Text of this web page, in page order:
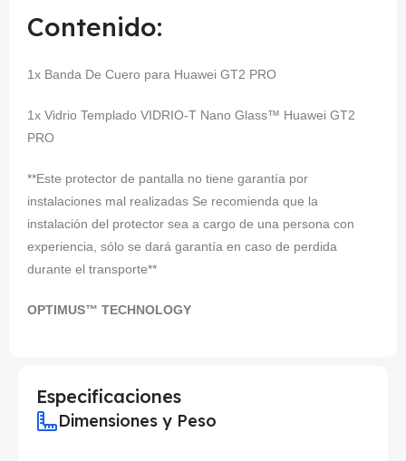
Contenido:
1x Banda De Cuero para Huawei GT2 PRO
1x Vidrio Templado VIDRIO-T Nano Glass™ Huawei GT2
PRO
**Este protector de pantalla no tiene garantía por
instalaciones mal realizadas Se recomienda que la
instalación del protector sea a cargo de una persona con
experiencia, sólo se dará garantía en caso de perdida
durante el transporte**
OPTIMUS™ TECHNOLOGY
Especificaciones
Dimensiones y Peso